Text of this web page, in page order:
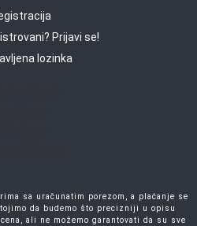
Prijavi se!
lozinka
sa uračunatim porezom, a plaćanje se
da budemo što precizniji u opisu
ali ne možemo garantovati da su sve